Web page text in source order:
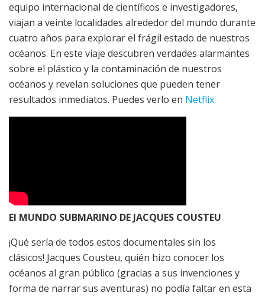
equipo internacional de científicos e investigadores,
viajan a veinte localidades alrededor del mundo durante
cuatro años para explorar el frágil estado de nuestros
océanos. En este viaje descubren verdades alarmantes
sobre el plástico y la contaminación de nuestros
océanos y revelan soluciones que pueden tener
resultados inmediatos. Puedes verlo en Netflix.
El MUNDO SUBMARINO DE JACQUES COUSTEU
¡Qué sería de todos estos documentales sin los
clásicos! Jacques Cousteu, quién hizo conocer los
océanos al gran público (gracias a sus invenciones y
forma de narrar sus aventuras) no podía faltar en esta